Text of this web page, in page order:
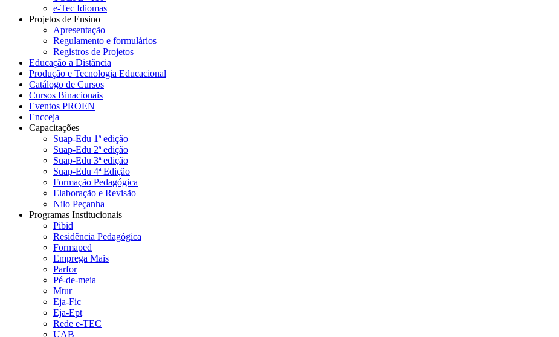
e-Tec Idiomas
Projetos de Ensino
Apresentação
Regulamento e formulários
Registros de Projetos
Educação a Distância
Produção e Tecnologia Educacional
Catálogo de Cursos
Cursos Binacionais
Eventos PROEN
Encceja
Capacitações
Suap-Edu 1ª edição
Suap-Edu 2ª edição
Suap-Edu 3ª edição
Suap-Edu 4ª Edição
Formação Pedagógica
Elaboração e Revisão
Nilo Peçanha
Programas Institucionais
Pibid
Residência Pedagógica
Formaped
Emprega Mais
Parfor
Pé-de-meia
Mtur
Eja-Fic
Eja-Ept
Rede e-TEC
UAB